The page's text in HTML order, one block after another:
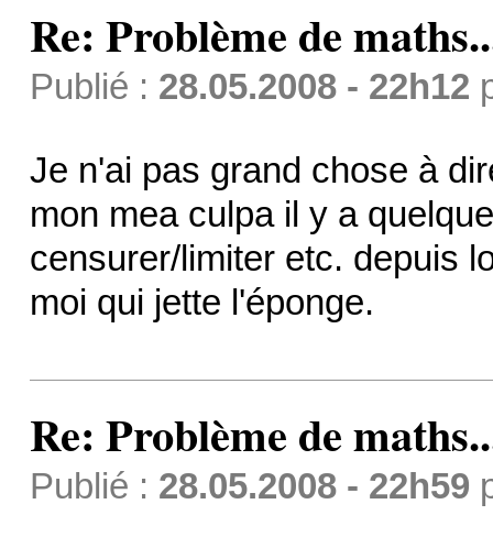
Re: Problème de
Publié : 28.05.2008 - 22h12
Je n'ai pas grand chose à
mon mea culpa il y a
censurer/limiter etc. depuis
moi qui jette l'éponge.
Re: Problème de
Publié : 28.05.2008 - 22h59